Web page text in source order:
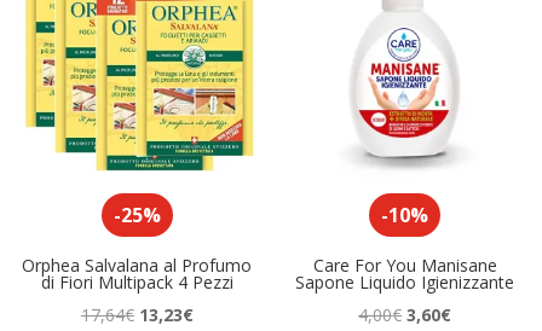
-25%
Orphea Salvalana al Profumo
di Fiori Multipack 4 Pezzi
17,64€ Il
13,23€Il
-10%
Care For You Manisane
Sapone Liquido Igienizzante
4,00€ Il
3,60€Il